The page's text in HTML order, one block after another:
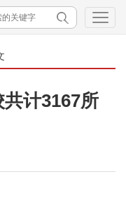
计3167所